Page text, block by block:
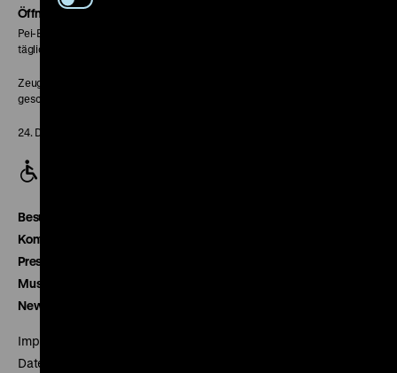
Öffnungszeiten
Pei-Bau:
täglich 10-18 Uhr
Zeughaus:
geschlossen
24. Dezember geschlossen
Besucherservice
Kontakt
Presse
Museumsverein
Newsletter
Impressum
Datenschutz